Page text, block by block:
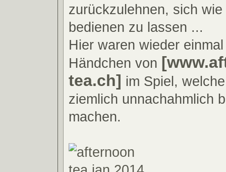
zurückzulehnen, sich
bedienen zu lassen ...
Hier waren wieder
Händchen von
tea.ch] im Spiel,
ziemlich unnachahmlich
machen.